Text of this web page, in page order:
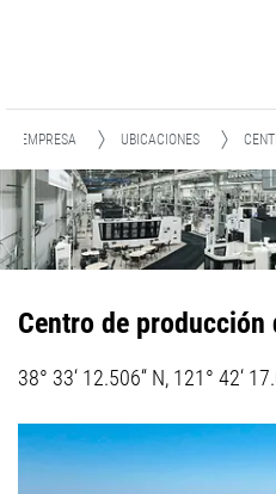
EMPRESA UBICACIONES
Centro de producción
38° 33‘ 12.506“ N, 121° 42‘